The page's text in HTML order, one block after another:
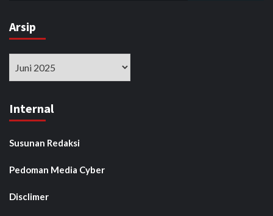
Arsip
Internal
Susunan Redaksi
Pedoman Media Cyber
Disclimer